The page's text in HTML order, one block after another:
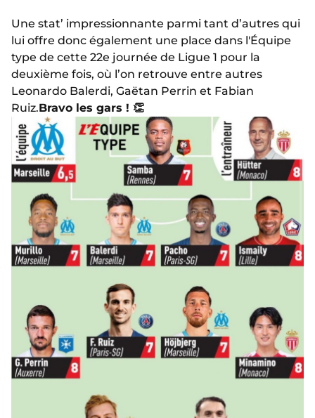
Une stat’ impressionnante parmi tant d’autres qui
lui offre donc également une place dans l'Équipe
type de cette 22e journée de Ligue 1 pour la
deuxième fois, où l’on retrouve entre autres
Leonardo Balerdi, Gaëtan Perrin et Fabian
Ruiz.Bravo les gars ! 👏